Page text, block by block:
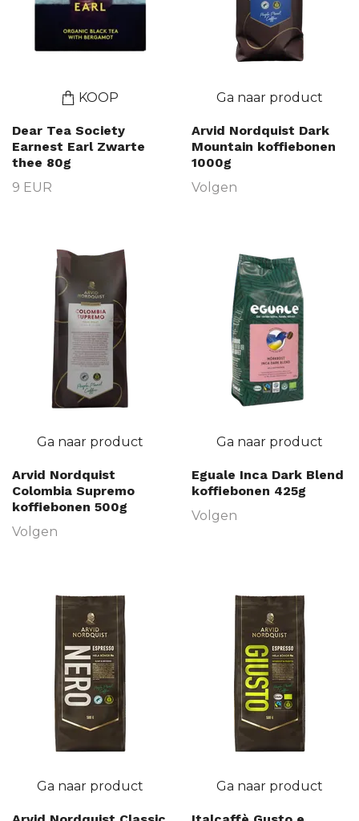
KOOP
Dear Tea Society
Earnest Earl Zwarte
thee 80g
9 EUR
Ga naar product
Arvid Nordquist Dark
Mountain koffiebonen
1000g
Volgen
Ga naar product
Arvid Nordquist
Colombia Supremo
koffiebonen 500g
Volgen
Ga naar product
Eguale Inca Dark Blend
koffiebonen 425g
Volgen
Ga naar product Ga naar product